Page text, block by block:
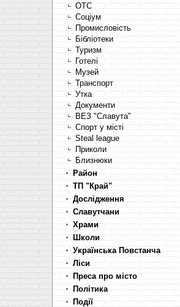
OTC
Соціум
Промисловість
Бібліотеки
Туризм
Готелі
Музей
Транспорт
Утка
Документи
ВЕЗ "Славута"
Спорт у місті
Steal league
Приколи
Близнюки
Район
ТП "Край"
Дослідження
Славутчани
Храми
Школи
Українська Повстанча
Ліси
Преса про місто
Політика
Події